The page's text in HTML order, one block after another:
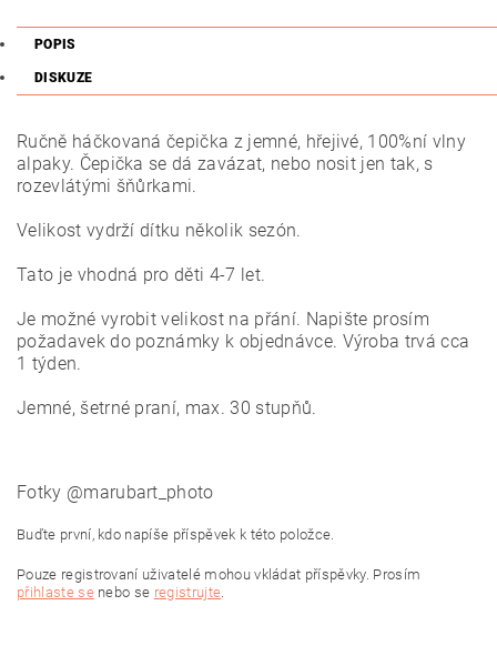
POPIS
DISKUZE
Ručně háčkovaná čepička z jemné, hřejivé, 100%ní vlny
alpaky. Čepička se dá zavázat, nebo nosit jen tak, s
rozevlátými šňůrkami.
Velikost vydrží dítku několik sezón.
Tato je vhodná pro děti 4-7 let.
Je možné vyrobit velikost na přání. Napište prosím
požadavek do poznámky k objednávce. Výroba trvá cca
1 týden.
Jemné, šetrné praní, max. 30 stupňů.
Fotky @marubart_photo
Buďte první, kdo napíše příspěvek k této položce.
Pouze registrovaní uživatelé mohou vkládat příspěvky. Prosím
přihlaste senebo se registrujte